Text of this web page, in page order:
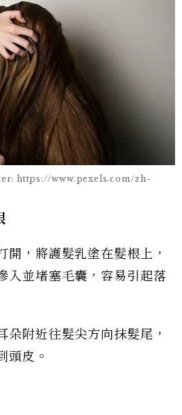
https://www.pexels.com/zh-
開，將護髮乳塗在髮根上，
入並堵塞毛囊，容易引起落
朵附近往髮尖方向抹髮尾，
頭皮。